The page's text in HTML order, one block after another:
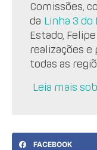
Comissões,
da Linha 3 do
Estado,
realizações
todas as
Leia mais
FACEBOOK